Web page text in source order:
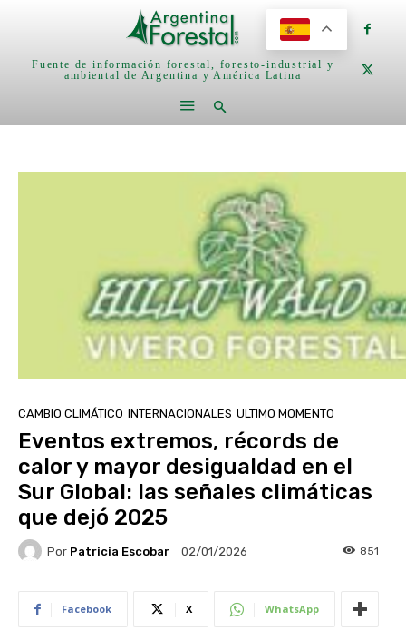
Fuente de información forestal, foresto-industrial y
ambiental de Argentina y América Latina
CAMBIO CLIMÁTICO INTERNACIONALES ULTIMO MOMENTO
Eventos extremos, récords de
calor y mayor desigualdad en el
Sur Global: las señales climáticas
que dejó 2025
Por Patricia Escobar 02/01/2026 851
Facebook X WhatsApp